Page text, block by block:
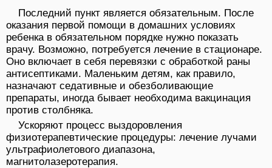
Последний пункт является обязательным. После
оказания первой помощи в домашних условиях
ребенка в обязательном порядке нужно показать
врачу. Возможно, потребуется лечение в стационаре.
Оно включает в себя перевязки с обработкой раны
антисептиками. Маленьким детям, как правило,
назначают седативные и обезболивающие
препараты, иногда бывает необходима вакцинация
против столбняка.
Ускоряют процесс выздоровления
физиотерапевтические процедуры: лечение лучами
ультрафиолетового диапазона,
магнитолазеротерапия.